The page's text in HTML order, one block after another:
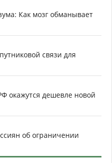
Как мозг обманывает
связи для
окажутся дешевле новой
об ограничении